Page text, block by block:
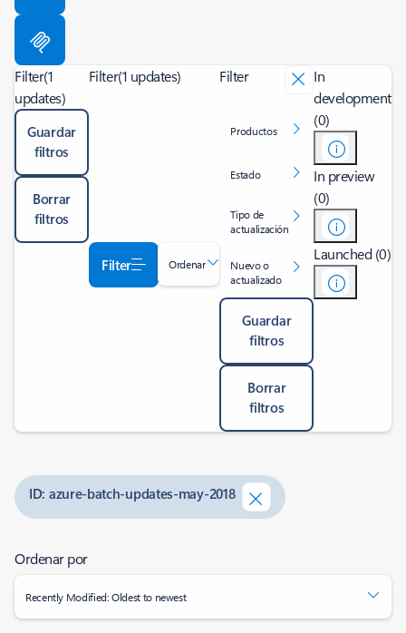
Filter(1
updates)
Guardar
filtros
Borrar
filtros
Filter(1 updates)
Filter Ordenar
Filter
Productos
Estado
Tipo de
actualización
Nuevo o
actualizado
Guardar
filtros
Borrar
filtros
In
development
(0)
In preview
(0)
Launched (0)
ID: azure-batch-updates-may-2018
Ordenar por
Recently Modified: Oldest to newest